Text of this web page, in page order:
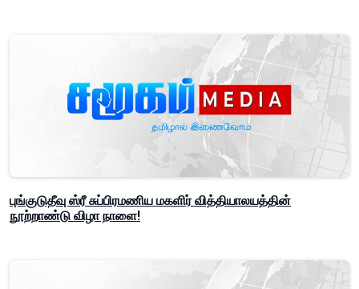
புங்குடுதீவு ஸ்ரீ சுப்பிரமணிய மகளிர் வித்தியாலயத்தின்
நூற்றாண்டு விழா நாளை!